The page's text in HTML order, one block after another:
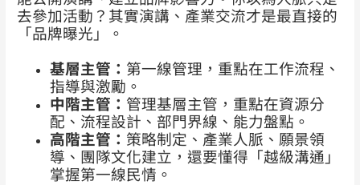
去參加活動？其實演講、產業交流才是最直接的
「品牌曝光」。
基層主管： 第一線管理，重點在工作流程、
指導與激勵。
中階主管： 管理基層主管，重點在資源分
配、流程設計、部門界線、能力盤點。
高階主管： 策略制定、產業人脈、願景領
導、團隊文化建立，還要懂得「越級溝通」
掌握第一線民情。